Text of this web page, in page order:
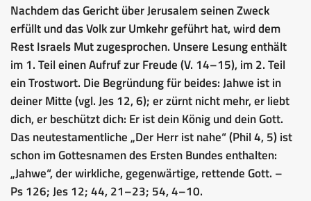
Nachdem das Gericht über Jerusalem seinen Zweck
erfüllt und das Volk zur Umkehr geführt hat, wird dem
Rest Israels Mut zugesprochen. Unsere Lesung enthält
im 1. Teil einen Aufruf zur Freude (V. 14–15), im 2. Teil
ein Trostwort. Die Begründung für beides: Jahwe ist in
deiner Mitte (vgl. Jes 12, 6); er zürnt nicht mehr, er liebt
dich, er beschützt dich: Er ist dein König und dein Gott.
Das neutestamentliche „Der Herr ist nahe“ (Phil 4, 5) ist
schon im Gottesnamen des Ersten Bundes enthalten:
„Jahwe“, der wirkliche, gegenwärtige, rettende Gott. –
Ps 126; Jes 12; 44, 21–23; 54, 4–10.